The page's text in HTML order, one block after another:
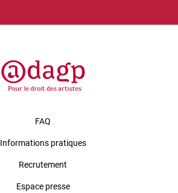
FAQ
Informations pratiques
Recrutement
Espace presse